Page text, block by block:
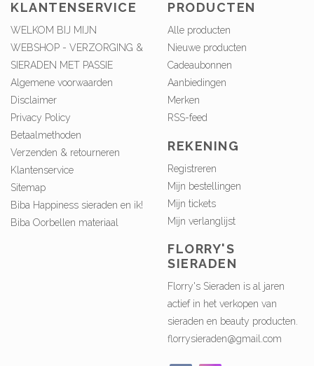
KLANTENSERVICE
WELKOM BIJ MIJN
WEBSHOP - VERZORGING &
SIERADEN MET PASSIE
Algemene voorwaarden
Disclaimer
Privacy Policy
Betaalmethoden
Verzenden & retourneren
Klantenservice
Sitemap
Biba Happiness sieraden en ik!
Biba Oorbellen materiaal
PRODUCTEN
Alle producten
Nieuwe producten
Cadeaubonnen
Aanbiedingen
Merken
RSS-feed
REKENING
Registreren
Mijn bestellingen
Mijn tickets
Mijn verlanglijst
FLORRY'S
SIERADEN
Florry's Sieraden is al jaren
actief in het verkopen van
sieraden en beauty producten.
florrysieraden@gmail.com